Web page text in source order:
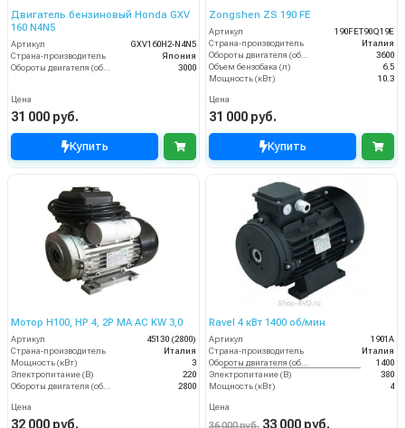
Двигатель бензиновый Honda GXV
160 N4N5
Артикул
GXV160H2-N4N5
Страна-производитель
Япония
3000
Цена
31 000 руб.
Купить
Zongshen ZS 190 FE
Артикул
190FET90Q19E
Страна-производитель
Италия
3600
Объем бензобака (л)
6.5
Мощность (кВт)
10.3
Цена
31 000 руб.
Купить
Мотор H100, HP 4, 2P MA AC KW 3,0
Артикул
45130 (2800)
Страна-производитель
Италия
Мощность (кВт)
3
Электропитание (В)
220
Обороты двигателя (об/мин)
2800
Цена
32 000 руб.
Ravel 4 кВт 1400 об/мин
Артикул
1901A
Страна-производитель
Италия
Обороты двигателя (об/мин)
1400
Электропитание (В)
380
Мощность (кВт)
4
Цена
33 000 руб.